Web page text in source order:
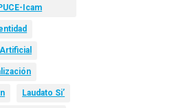
Icam
Laudato Si’